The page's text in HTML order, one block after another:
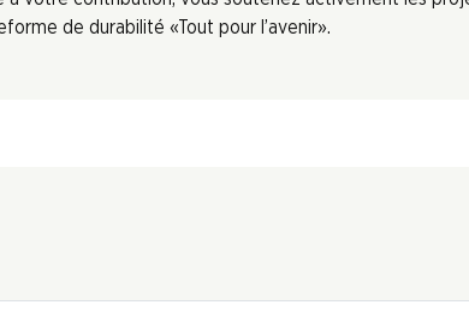
de durabilité «Tout pour l’avenir».